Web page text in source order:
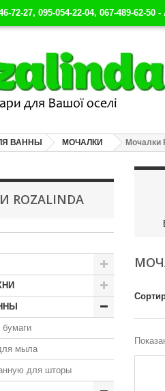
72-27, 095-054-22-04, 067-489-62-50
ВАННЫ МОЧАЛКИ Мочалки
мыла
для шторы